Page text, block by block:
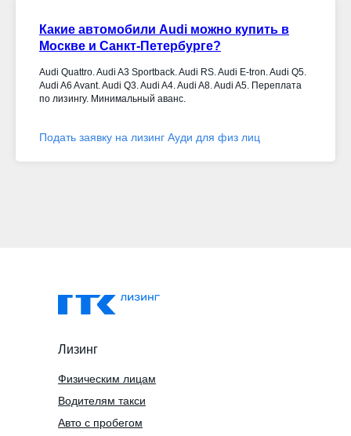
Какие автомобили Audi можно купить в
Москве и Санкт-Петербурге?
Audi Quattro. Audi A3 Sportback. Audi RS. Audi E-tron. Audi Q5.
Audi A6 Avant. Audi Q3. Audi A4. Audi A8. Audi A5. Переплата
по лизингу. Минимальный аванс.
Подать заявку на лизинг Ауди для физ лиц
Лизинг
Водителям такси
Физическим лицам
Авто с пробегом